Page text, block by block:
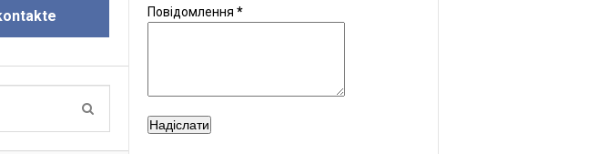
Повідомлення*